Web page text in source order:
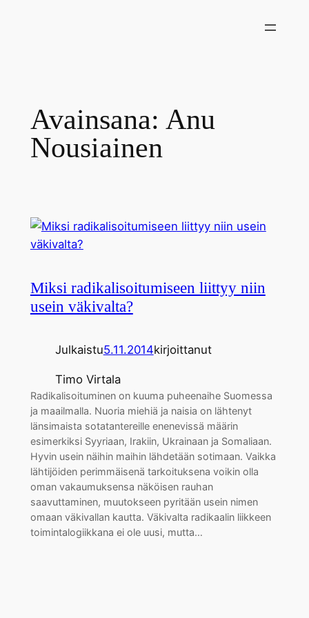
Avainsana: Anu
Nousiainen
Miksi radikalisoitumiseen liittyy niin
usein väkivalta?
Julkaistu5.11.2014kirjoittanut
Timo Virtala
Radikalisoituminen on kuuma puheenaihe Suomessa
ja maailmalla. Nuoria miehiä ja naisia on lähtenyt
länsimaista sotatantereille enenevissä määrin
esimerkiksi Syyriaan, Irakiin, Ukrainaan ja Somaliaan.
Hyvin usein näihin maihin lähdetään sotimaan. Vaikka
lähtijöiden perimmäisenä tarkoituksena voikin olla
oman vakaumuksensa näköisen rauhan
saavuttaminen, muutokseen pyritään usein nimen
omaan väkivallan kautta. Väkivalta radikaalin liikkeen
toimintalogiikkana ei ole uusi, mutta…